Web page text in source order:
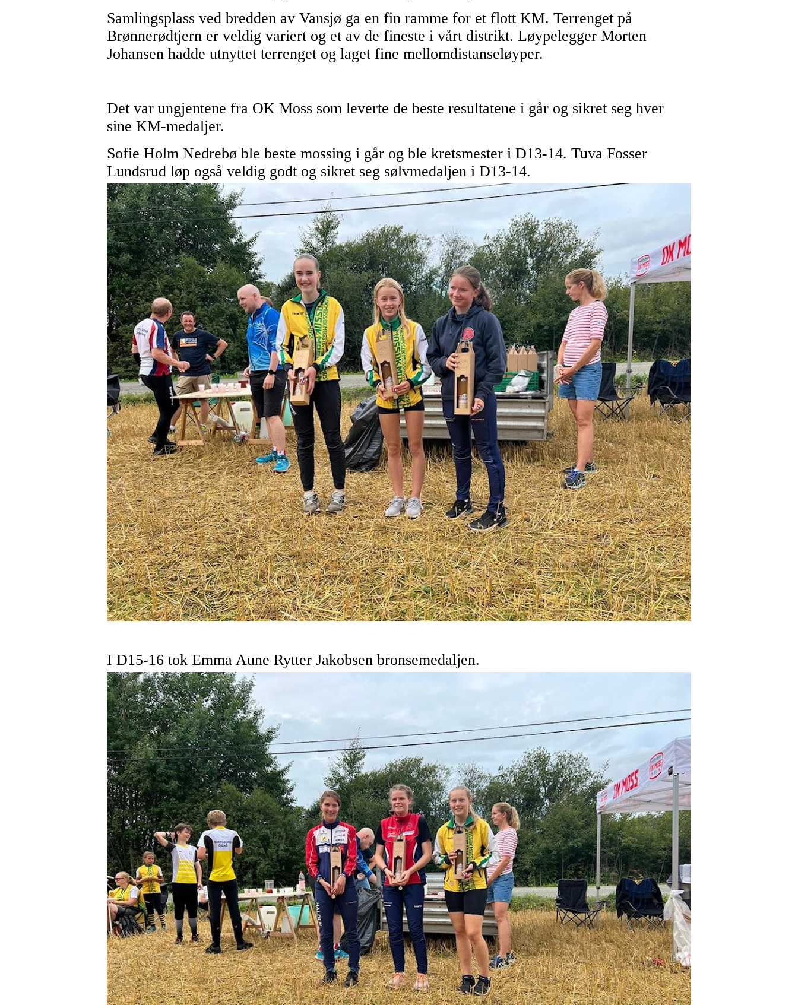
Samlingsplass ved bredden av Vansjø ga en fin ramme for et flott KM. Terrenget på
Brønnerødtjern er veldig variert og et av de fineste i vårt distrikt. Løypelegger Morten
Johansen hadde utnyttet terrenget og laget fine mellomdistanseløyper.
Det var ungjentene fra OK Moss som leverte de beste resultatene i går og sikret seg hver
sine KM-medaljer.
Sofie Holm Nedrebø ble beste mossing i går og ble kretsmester i D13-14. Tuva Fosser
Lundsrud løp også veldig godt og sikret seg sølvmedaljen i D13-14.
I D15-16 tok Emma Aune Rytter Jakobsen bronsemedaljen.